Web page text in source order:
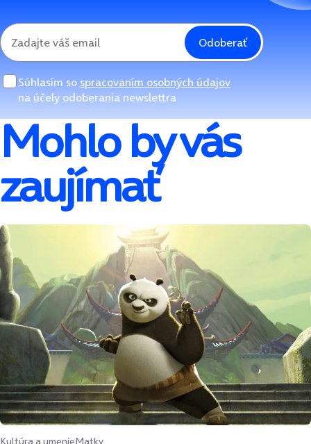
Odoberať
Súhlasím so spracovaním osobných údajov
na účely odoberania newslettra
Mohlo by vás
zaujímať
Kultúra a umenieMatky